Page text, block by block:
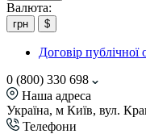
Валюта:
грн $
Договір публічної
0 (800) 330 698
Наша адреса
Україна, м Київ, вул.
Телефони